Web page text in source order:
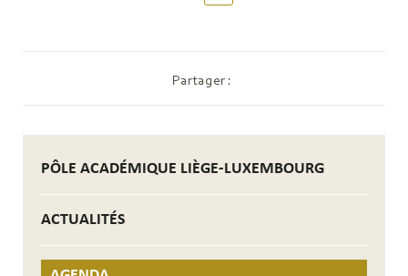
PÔLE ACADÉMIQUE LIÈGE-LUXEMBOURG
ACTUALITÉS
Partager :